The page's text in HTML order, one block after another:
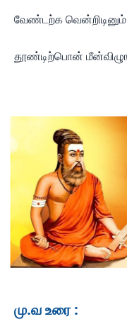
வேண்டற்க
தூண்டிற்பொன்
மு.வ உரை :